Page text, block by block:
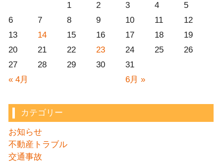
« 4月 6月 »
1 2 3 4
5
6
7 8 9 10 11
12
13
14 15 16 17 18
19
20
21 22 23 24 25
26
27
28 29 30 31
カテゴリー
お知らせ
不動産トラブル
交通事故